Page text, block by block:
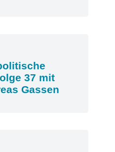
37 mit
Gassen